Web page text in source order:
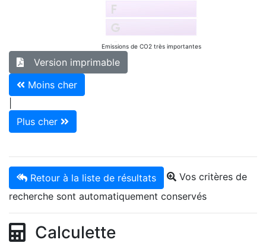
Emissions de CO2 très importantes
Version imprimable
Moins cher
Plus cher
Retour à la liste de résultats
Vos critères de
recherche sont automatiquement conservés
Calculette